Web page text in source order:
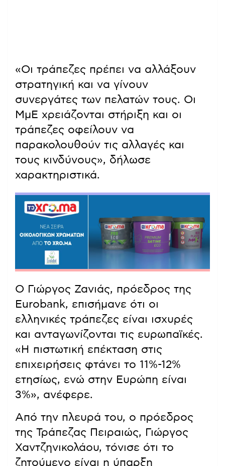
«Οι τράπεζες πρέπει να αλλάξουν
στρατηγική και να γίνουν
συνεργάτες των πελατών τους. Οι
ΜμΕ χρειάζονται στήριξη και οι
τράπεζες οφείλουν να
παρακολουθούν τις αλλαγές και
τους κινδύνους», δήλωσε
χαρακτηριστικά.
Ο Γιώργος Ζανιάς, πρόεδρος της
Eurobank, επισήμανε ότι οι
ελληνικές τράπεζες είναι ισχυρές
και ανταγωνίζονται τις ευρωπαϊκές.
«Η πιστωτική επέκταση στις
επιχειρήσεις φτάνει το 11%-12%
ετησίως, ενώ στην Ευρώπη είναι
3%», ανέφερε.
Από την πλευρά του, ο πρόεδρος
της Τράπεζας Πειραιώς, Γιώργος
Χαντζηνικολάου, τόνισε ότι το
ζητούμενο είναι η ύπαρξη